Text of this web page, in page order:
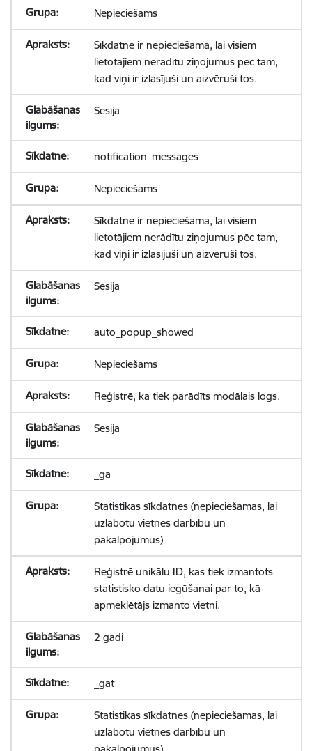
Nepieciešams
Sīkdatne ir nepieciešama, lai visiem
lietotājiem nerādītu ziņojumus pēc tam,
kad viņi ir izlasījuši un aizvēruši tos.
Sesija
notification_messages
Nepieciešams
Sīkdatne ir nepieciešama, lai visiem
lietotājiem nerādītu ziņojumus pēc tam,
kad viņi ir izlasījuši un aizvēruši tos.
Sesija
auto_popup_showed
Nepieciešams
Reģistrē, ka tiek parādīts modālais logs.
Sesija
_ga
Statistikas sīkdatnes (nepieciešamas, lai
uzlabotu vietnes darbību un
pakalpojumus)
Reģistrē unikālu ID, kas tiek izmantots
statistisko datu iegūšanai par to, kā
apmeklētājs izmanto vietni.
2 gadi
_gat
Statistikas sīkdatnes (nepieciešamas, lai
uzlabotu vietnes darbību un